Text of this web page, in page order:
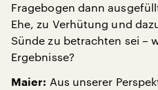
Fragebogen dann
Ehe, zu Verhütung und
Sünde zu betrachten sei –
Ergebnisse?
Maier: Aus unserer